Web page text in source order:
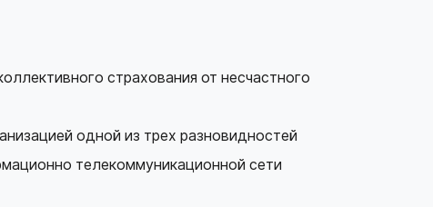
страхования от несчастного
одной из трех разновидностей
телекоммуникационной сети